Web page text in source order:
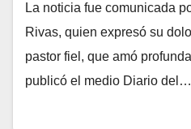
La noticia fue comunicada
Rivas, quien expresó su
pastor fiel, que amó
publicó el medio Diario del…